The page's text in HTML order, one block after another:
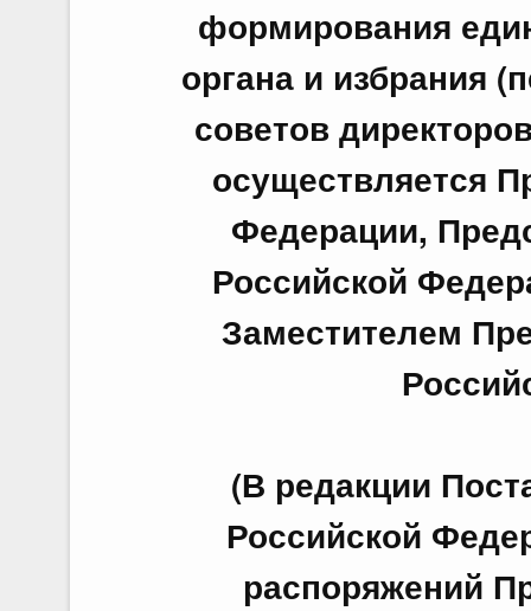
формирования
органа и избрания
советов
осуществляется
Федерации,
Российской
Заместителем
(В редакции
Российской
распоряжений